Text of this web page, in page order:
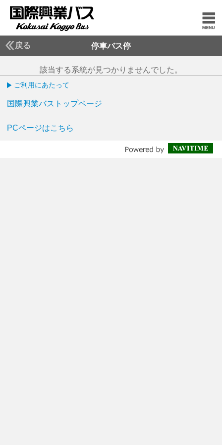
戻る 停車バス停
該当する系統が見つかりませんでした。
ご利用にあたって
国際興業バストップページ
PCページはこちら